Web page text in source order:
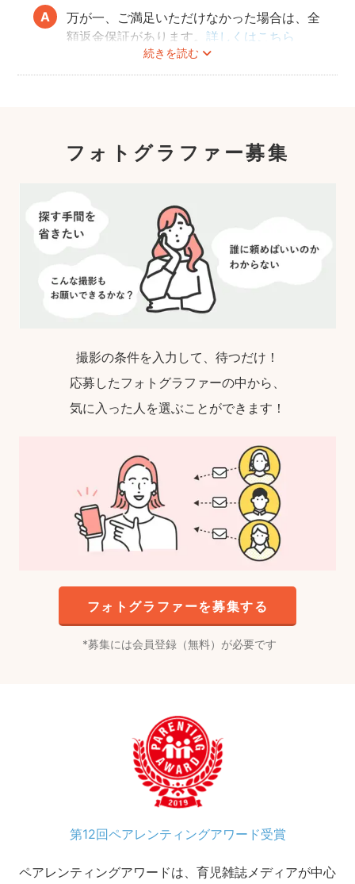
続きを読む
万が一、ご満足いただけなかった場合は、全
額返金保証があります。詳しくはこちら
フォトグラファー募集
撮影の条件を入力して、待つだけ！
応募したフォトグラファーの中から、
気に入った人を選ぶことができます！
フォトグラファーを募集する
募集には会員登録（無料）が必要です
第12回ペアレンティングアワード受賞
ペアレンティングアワードは、育児雑誌メディアが中心